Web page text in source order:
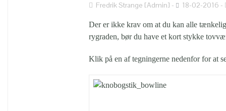
Fredrik Strange [Admin] 18-02-2016
Der er ikke krav om at du kan alle
rygraden, bør du have et kort stykke
Klik på en af tegningerne nedenfor for at